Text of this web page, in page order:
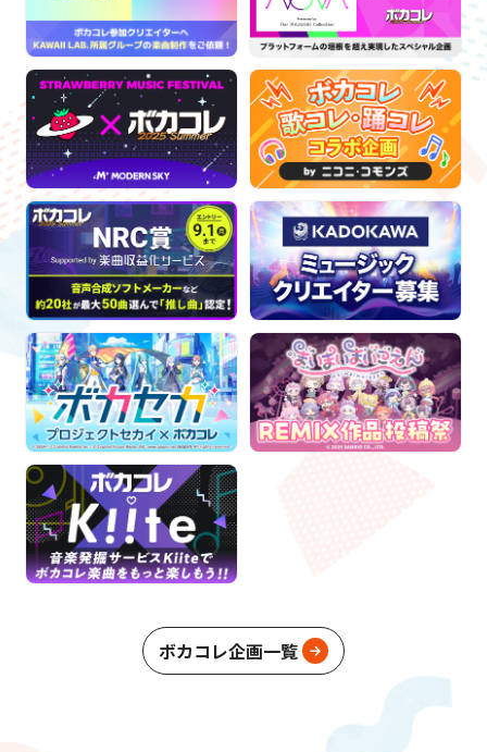
ボカコレ企画一覧